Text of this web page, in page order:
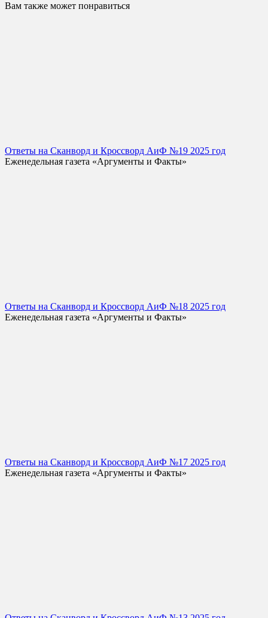
Вам также может понравиться
Ответы на Сканворд и Кроссворд АиФ №19 2025 год
Еженедельная газета «Аргументы и Факты»
Ответы на Сканворд и Кроссворд АиФ №18 2025 год
Еженедельная газета «Аргументы и Факты»
Ответы на Сканворд и Кроссворд АиФ №17 2025 год
Еженедельная газета «Аргументы и Факты»